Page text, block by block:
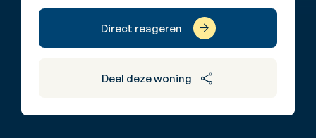
Direct reageren
Deel deze woning